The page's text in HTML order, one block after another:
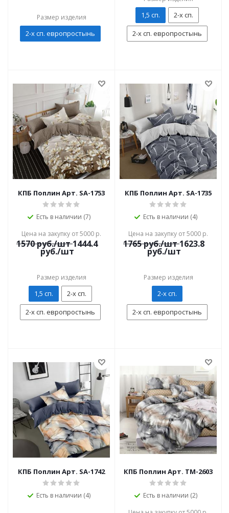
Размер изделия
2-х сп. европростынь
1,5 сп.
2-х сп.
2-х сп. европростынь
КПБ Поплин Арт. SA-1753
Есть в наличии (7)
Цена на закупку от 5000 р.
1570руб./шт 1444.4
руб./шт
Размер изделия
1,5 сп.
2-х сп.
2-х сп. европростынь
КПБ Поплин Арт. SA-1735
Есть в наличии (4)
Цена на закупку от 5000 р.
1765руб./шт 1623.8
руб./шт
Размер изделия
2-х сп.
2-х сп. европростынь
КПБ Поплин Арт. SA-1742
Есть в наличии (4)
КПБ Поплин Арт. TM-2603
Есть в наличии (2)